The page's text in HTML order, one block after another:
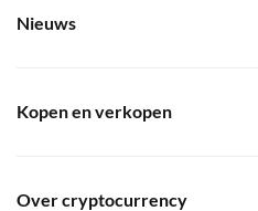
Nieuws
Kopen en verkopen
Over cryptocurrency